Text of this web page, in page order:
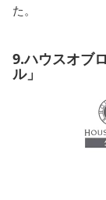
た。
9.ハウスオブ
ル」